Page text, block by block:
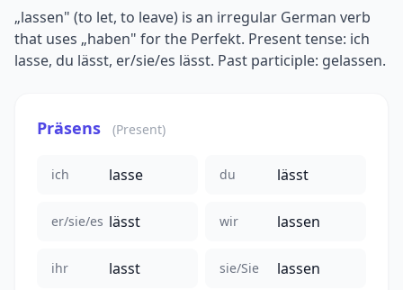
„lassen" (to let, to leave) is an irregular German verb
that uses „haben" for the Perfekt. Present tense: ich
lasse, du lässt, er/sie/es lässt. Past participle: gelassen.
Präsens (Present)
ich lasse du lässt
er/sie/es lässt wir lassen
ihr lasst sie/Sie lassen